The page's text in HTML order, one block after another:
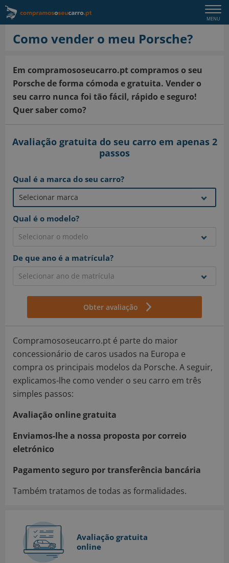
MENU
Como vender o meu Porsche?
Em compramososeucarro.pt compramos o seu
Porsche de forma cómoda e gratuita. Vender o
seu carro nunca foi tão fácil, rápido e seguro!
Quer saber como?
Avaliação gratuita do seu carro em apenas 2
passos
Qual é a marca do seu carro?
Qual é o modelo?
De que ano é a matrícula?
Obter avaliação
Compramososeucarro.pt é parte do maior
concessionário de caros usados na Europa e
compra os principais modelos da Porsche. A seguir,
explicamos-lhe como vender o seu carro em três
simples passos:
Avaliação online gratuita
Enviamos-lhe a nossa proposta por correio
eletrónico
Pagamento seguro por transferência bancária
Também tratamos de todas as formalidades.
Avaliação gratuita
online